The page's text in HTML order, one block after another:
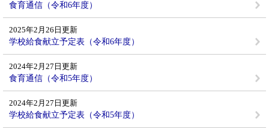
食育通信（令和6年度）
2025年2月26日更新
学校給食献立予定表（令和6年度）
2024年2月27日更新
食育通信（令和5年度）
2024年2月27日更新
学校給食献立予定表（令和5年度）